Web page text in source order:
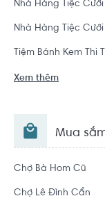
Nhà Hàng Tiệc
Nhà Hàng Tiệc
Tiệm Bánh Kem Thi
Xem thêm
Mua
Chợ Bà Hom Cũ
Chợ Lê Đình Cẩn